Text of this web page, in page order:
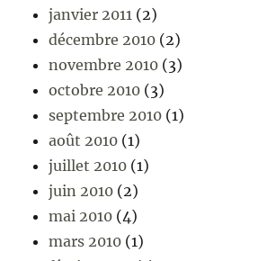
janvier 2011 (2)
décembre 2010 (2)
novembre 2010 (3)
octobre 2010 (3)
septembre 2010 (1)
août 2010 (1)
juillet 2010 (1)
juin 2010 (2)
mai 2010 (4)
mars 2010 (1)